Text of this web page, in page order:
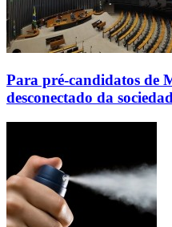
Para pré-candidatos de
desconectado da